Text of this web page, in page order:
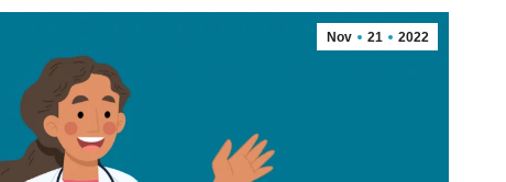
Nov 21 2022